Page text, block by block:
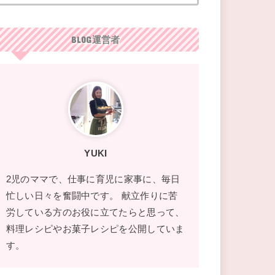
BLOG運営者
YUKI
2児のママで、仕事に育児に家事に、毎日
忙しい日々を奮闘中です。 献立作りに苦
労している方のお役に立てたらと思って、
料理レシピやお菓子レシピを公開していま
す。